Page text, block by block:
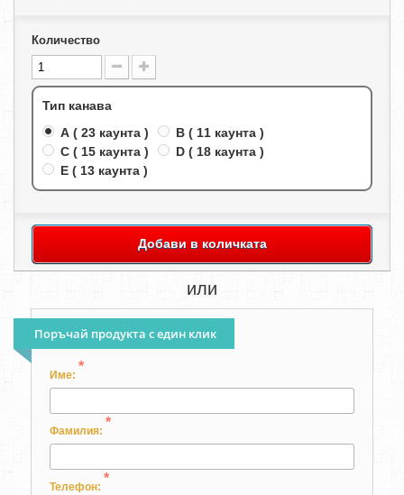
Количество
Тип канава
A ( 23 каунта )
B ( 11 каунта )
C ( 15 каунта )
D ( 18 каунта )
E ( 13 каунта )
Добави в количката
или
Поръчай продукта с един клик
Име:
*
Фамилия:
*
Телефон:
*